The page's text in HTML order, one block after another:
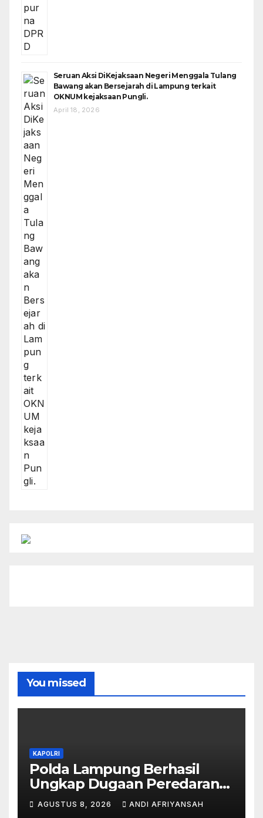
Seruan Aksi DiKejaksaan Negeri Menggala Tulang
Bawang akan Bersejarah di Lampung terkait
OKNUM kejaksaan Pungli.
April 18, 2026
You missed
KAPOLRI
Polda Lampung Berhasil
Ungkap Dugaan Peredaran
Narkoba di Lampung
Tengah, Empat Terduga
AGUSTUS 8, 2026 ANDI AFRIYANSAH